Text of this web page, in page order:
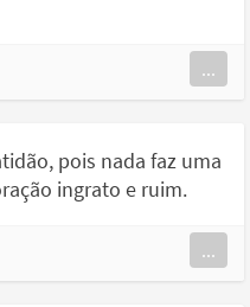
...
pois nada faz uma
ingrato e ruim.
...